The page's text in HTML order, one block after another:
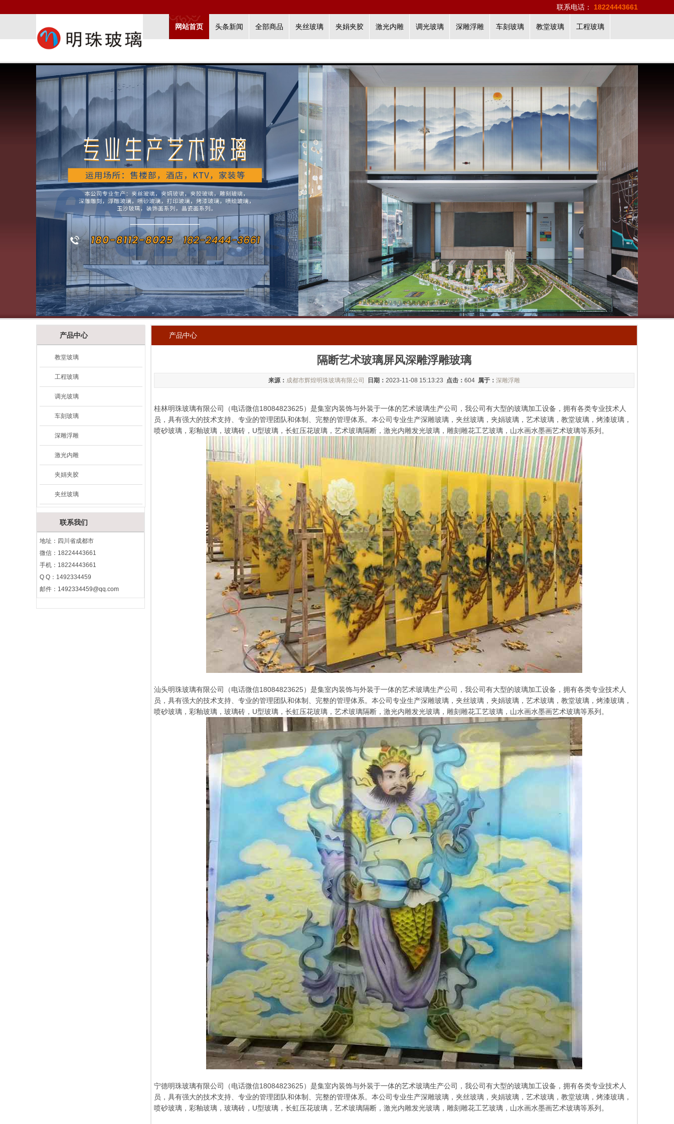
联系电话： 18224443661
网站首页 头条新闻 全部商品 夹丝玻璃 夹娟夹胶 激光内雕 调光玻璃 深雕浮雕 车刻玻璃 教堂玻璃 工程玻璃
产品中心
教堂玻璃
工程玻璃
调光玻璃
车刻玻璃
深雕浮雕
激光内雕
夹娟夹胶
夹丝玻璃
联系我们
地址：四川省成都市
微信：18224443661
手机：18224443661
Q Q：1492334459
邮件： 1492334459@qq.com
产品中心
隔断艺术玻璃屏风深雕浮雕玻璃
来源： 成都市辉煌明珠玻璃有限公司 日期： 2023-11-08 15:13:23 点击： 604 属于： 深雕浮雕
桂林明珠玻璃有限公司（电话微信18084823625）是集室内装饰与外装于一体的艺术玻璃生产公司，我公司有大型的玻璃加工设备，拥有各类专业技术人
员，具有强大的技术支持、专业的管理团队和体制、完整的管理体系。本公司专业生产深雕玻璃，夹丝玻璃，夹娟玻璃，艺术玻璃，教堂玻璃，烤漆玻璃，
喷砂玻璃，彩釉玻璃，玻璃砖，U型玻璃，长虹压花玻璃，艺术玻璃隔断，激光内雕发光玻璃，雕刻雕花工艺玻璃，山水画水墨画艺术玻璃等系列。
汕头明珠玻璃有限公司（电话微信18084823625）是集室内装饰与外装于一体的艺术玻璃生产公司，我公司有大型的玻璃加工设备，拥有各类专业技术人
员，具有强大的技术支持、专业的管理团队和体制、完整的管理体系。本公司专业生产深雕玻璃，夹丝玻璃，夹娟玻璃，艺术玻璃，教堂玻璃，烤漆玻璃，
喷砂玻璃，彩釉玻璃，玻璃砖，U型玻璃，长虹压花玻璃，艺术玻璃隔断，激光内雕发光玻璃，雕刻雕花工艺玻璃，山水画水墨画艺术玻璃等系列。
宁德明珠玻璃有限公司（电话微信18084823625）是集室内装饰与外装于一体的艺术玻璃生产公司，我公司有大型的玻璃加工设备，拥有各类专业技术人
员，具有强大的技术支持、专业的管理团队和体制、完整的管理体系。本公司专业生产深雕玻璃，夹丝玻璃，夹娟玻璃，艺术玻璃，教堂玻璃，烤漆玻璃，
喷砂玻璃，彩釉玻璃，玻璃砖，U型玻璃，长虹压花玻璃，艺术玻璃隔断，激光内雕发光玻璃，雕刻雕花工艺玻璃，山水画水墨画艺术玻璃等系列。